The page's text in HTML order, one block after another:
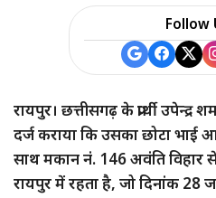
Follow
रायपुर। छत्तीसगढ़ के प्रार्थी उपेन्द्र
दर्ज कराया कि उसका छोटा भाई
साथ मकान नं. 146 अवंति विहार
रायपुर में रहता है, जो दिनांक 28